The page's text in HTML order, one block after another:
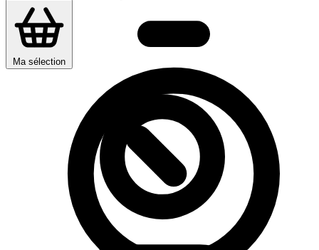
Ma sélection